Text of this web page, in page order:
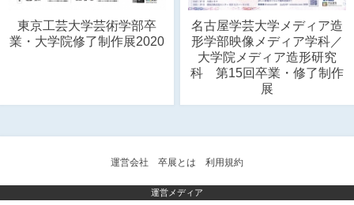
東京工芸大学芸術学部卒
業・大学院修了制作展2020
名古屋学芸大学メディア造
形学部映像メディア学科／
大学院メディア造形研究
科 第15回卒業・修了制作
展
運営会社 卒展とは 利用規約
運営メディア